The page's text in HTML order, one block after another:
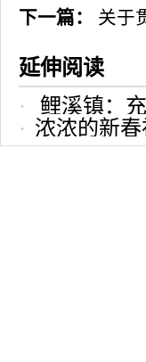
下一篇：
关于
延伸阅读
鲤溪镇：
2022-10-24
浓浓的新春